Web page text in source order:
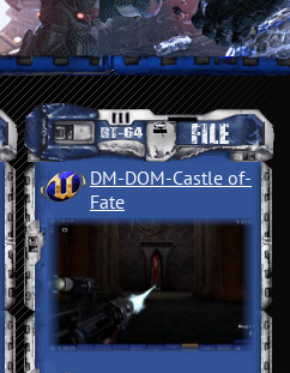
DM-DOM-Castle of­
Fate